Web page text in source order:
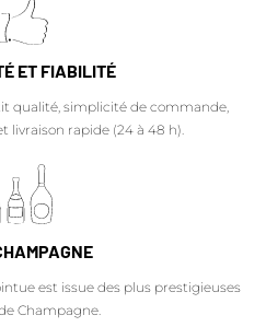
ET FIABILITÉ
qualité, simplicité de commande,
livraison rapide (24 à 48 h).
est issue des plus prestigieuses
Champagne.